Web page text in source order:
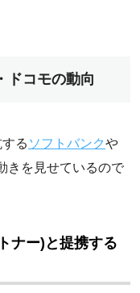
ドコモの動向
る ソフトバンクや
きを見せているので
ナー)と提携する